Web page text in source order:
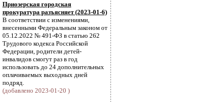
Приозерская городская
прокуратура разъясняет (2023-01-6)
В соответствии с изменениями,
внесенными Федеральным законом от
05.12.2022 № 491-ФЗ в статью 262
Трудового кодекса Российской
Федерации, родители детей-
инвалидов смогут раз в год
использовать до 24 дополнительных
оплачиваемых выходных дней
подряд.
(добавлено 2023-01-20 )